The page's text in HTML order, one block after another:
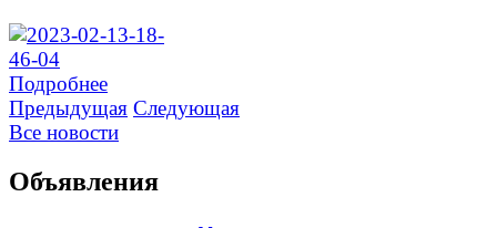
Подробнее
Предыдущая Следующая
Все новости
Объявления